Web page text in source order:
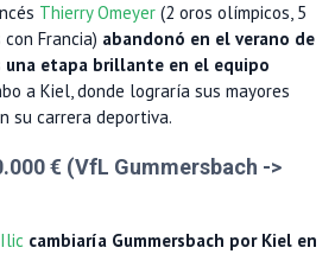
Thierry Omeyer (2 oros olímpicos, 5
Francia) abandonó en el verano de
etapa brillante en el equipo
a Kiel, donde lograría sus mayores
su carrera deportiva.
€ (VfL Gummersbach ->
cambiaría Gummersbach por Kiel en